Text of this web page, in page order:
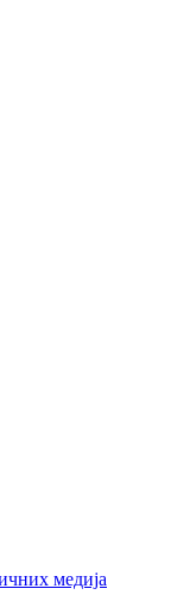
медија